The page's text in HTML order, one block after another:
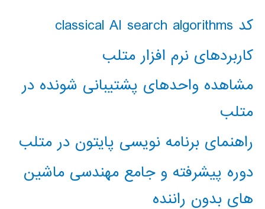
کد classical AI search algorithms
کاربردهای نرم افزار متلب
مشاهده واحدهای پشتیبانی شونده در
متلب
راهنمای برنامه نویسی پایتون در متلب
دوره پیشرفته و جامع مهندسی ماشین
های بدون راننده